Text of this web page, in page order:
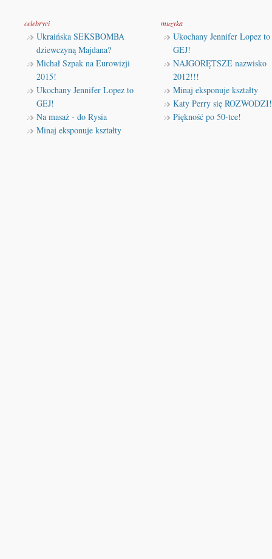
celebryci
Ukraińska SEKSBOMBA
dziewczyną Majdana?
Michał Szpak na Eurowizji
2015!
Ukochany Jennifer Lopez to
GEJ!
Na masaż - do Rysia
Minaj eksponuje kształty
muzyka
Ukochany Jennifer Lopez to
GEJ!
NAJGORĘTSZE nazwisko
2012!!!
Minaj eksponuje kształty
Katy Perry się ROZWODZI!
Piękność po 50-tce!